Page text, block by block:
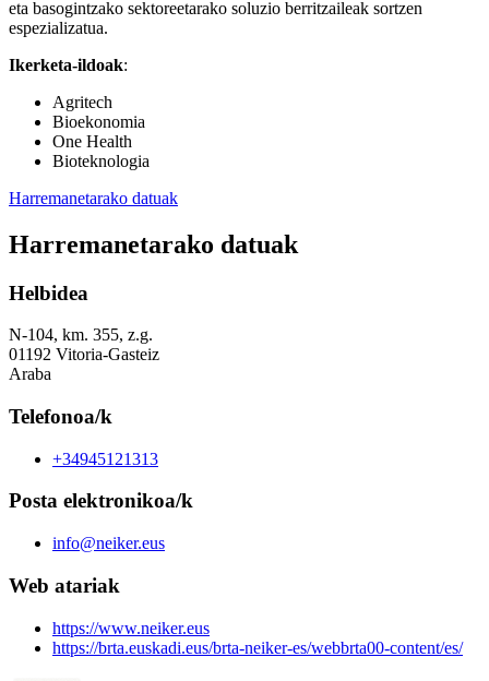
eta basogintzako sektoreetarako soluzio berritzaileak sortzen
espezializatua.
Ikerketa-ildoak:
Agritech
Bioekonomia
One Health
Bioteknologia
Harremanetarako datuak
Harremanetarako datuak
Helbidea
N-104, km. 355, z.g.
01192 Vitoria-Gasteiz
Araba
Telefonoa/k
+34945121313
Posta elektronikoa/k
info@neiker.eus
Web atariak
https://www.neiker.eus
https://brta.euskadi.eus/brta-neiker-es/webbrta00-content/es/